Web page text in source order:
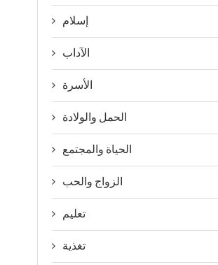
إسلام
الآداب
الأسرة
الحمل والولادة
الحياة والمجتمع
الزواج والحب
تعليم
تغذية